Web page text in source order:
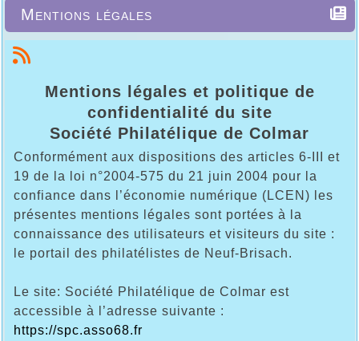
Mentions légales
Mentions légales et politique de
confidentialité du site
Société Philatélique de Colmar
Conformément aux dispositions des articles 6-III et
19 de la loi n°2004-575 du 21 juin 2004 pour la
confiance dans l’économie numérique (LCEN) les
présentes mentions légales sont portées à la
connaissance des utilisateurs et visiteurs du site :
le portail des philatélistes de Neuf-Brisach.
Le site: Société Philatélique de Colmar est
accessible à l’adresse suivante :
https://spc.asso68.fr